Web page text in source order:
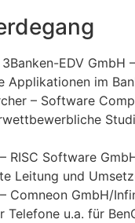
EDV GmbH
Applikationen im
– Software
RISC Software
Leitung und
Comneon GmbH/
Telefone u.a. für